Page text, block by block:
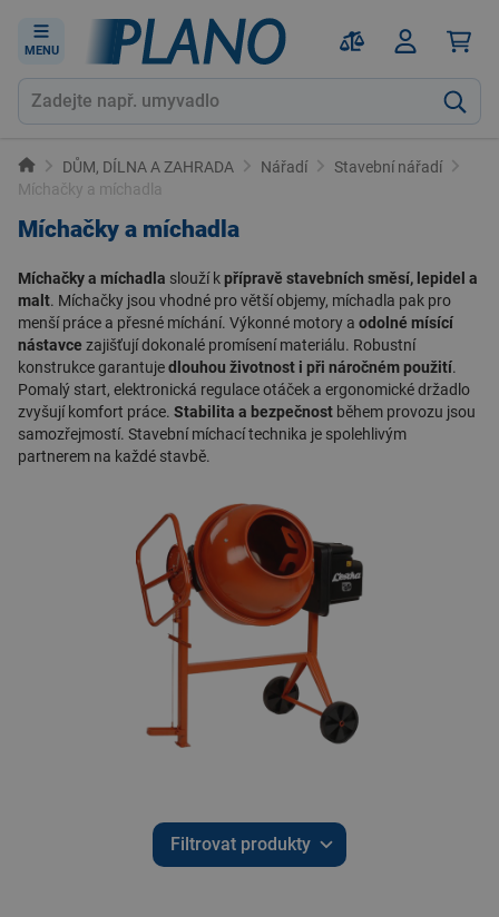
MENU
DŮM, DÍLNA A ZAHRADA Nářadí
Stavební nářadí
Míchačky a míchadla
Míchačky a míchadla
Míchačky a míchadla slouží kpřípravě stavebních směsí, lepidel a
malt. Míchačky jsou vhodné pro větší objemy, míchadla pak pro
menší práce a přesné míchání. Výkonné motory a odolné mísící
nástavce zajišťují dokonalé promísení materiálu. Robustní
konstrukce garantujedlouhou životnost i při náročném použití.
Pomalý start, elektronická regulace otáček a ergonomické držadlo
zvyšují komfort práce. Stabilita a bezpečnost během provozu jsou
samozřejmostí. Stavební míchací technika je spolehlivým
partnerem na každé stavbě.
Filtrovat produkty